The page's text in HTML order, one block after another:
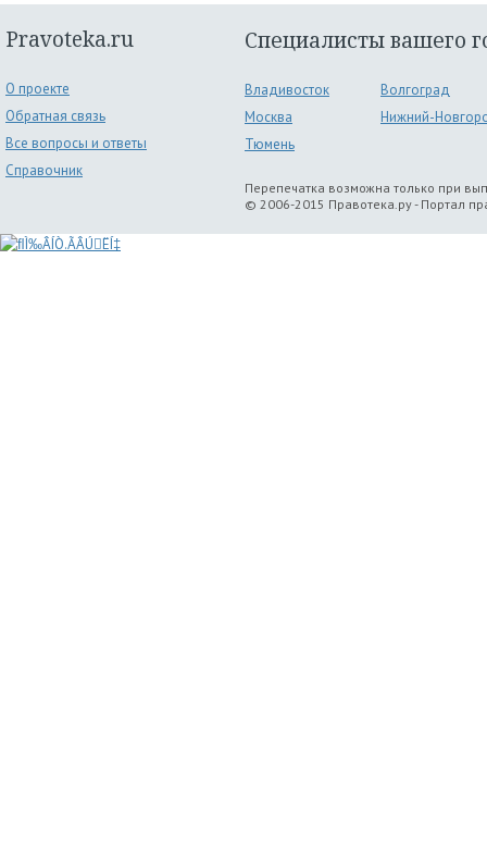
Pravoteka.ru
О проекте
Обратная связь
Все вопросы и ответы
Справочник
Специалисты вашего
Владивосток
Волгоград
Москва
Нижний-
Тюмень
Перепечатка возможна только при
© 2006-2015 Правотека.ру - Портал